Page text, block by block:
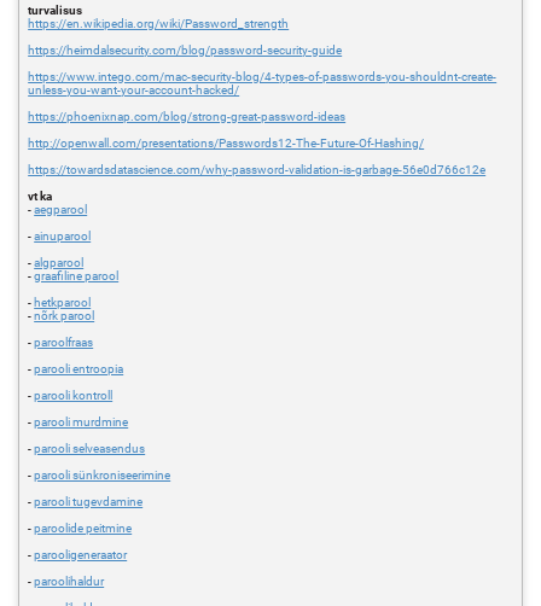
turvalisus
https://en.wikipedia.org/wiki/Password_strength
https://heimdalsecurity.com/blog/password-security-guide
https://www.intego.com/mac-security-blog/4-types-of-passwords-you-shouldnt-create-
unless-you-want-your-account-hacked/
https://phoenixnap.com/blog/strong-great-password-ideas
http://openwall.com/presentations/Passwords12-The-Future-Of-Hashing/
https://towardsdatascience.com/why-password-validation-is-garbage-56e0d766c12e
vt ka
-aegparool
-ainuparool
-algparool
-graafiline parool
- hetkparool
-nõrk parool
-paroolfraas
-parooli entroopia
-parooli kontroll
-parooli murdmine
-parooli selveasendus
-parooli sünkroniseerimine
-parooli tugevdamine
-paroolide peitmine
-parooligeneraator
-paroolihaldur